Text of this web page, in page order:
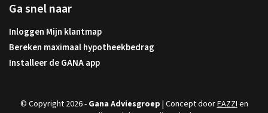
Ga snel naar
Inloggen Mijn klantmap
Bereken maximaal hypotheekbedrag
Installeer de GANA app
© Copyright 2026 - Gana Adviesgroep | Concept doorEAZZIen